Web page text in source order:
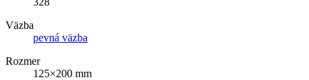
Väzba
pevná väzba
Rozmer
125×200 mm